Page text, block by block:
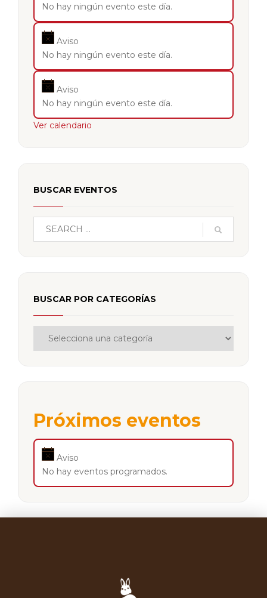
No hay ningún evento este día.
Aviso
No hay ningún evento este día.
Aviso
No hay ningún evento este día.
Ver calendario
BUSCAR EVENTOS
BUSCAR POR CATEGORÍAS
Próximos eventos
Aviso
No hay eventos programados.